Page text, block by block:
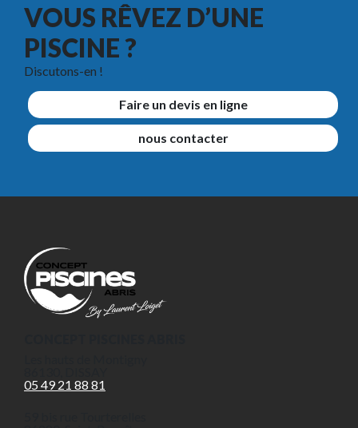
VOUS RÊVEZ D’UNE
PISCINE ?
Discutons-en !
Faire un devis en ligne
nous contacter
05 49 21 88 81